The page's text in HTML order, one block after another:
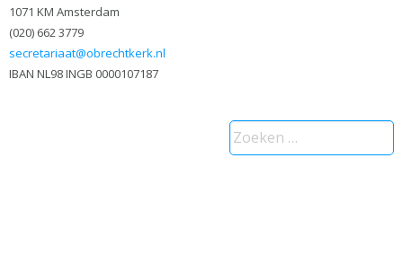
1071 KM Amsterdam
(020) 662 3779
secretariaat@obrechtkerk.nl
IBAN NL98 INGB 0000107187
Zoeken
naar: